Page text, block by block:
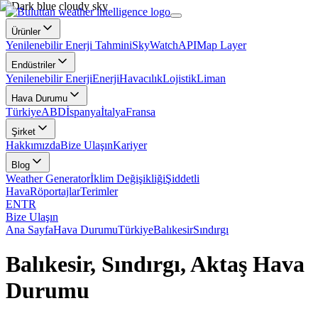
Ürünler
Yenilenebilir Enerji TahminiSkyWatchAPIMap Layer
Endüstriler
Yenilenebilir EnerjiEnerjiHavacılıkLojistikLiman
Hava Durumu
TürkiyeABDİspanyaİtalyaFransa
Şirket
HakkımızdaBize UlaşınKariyer
Blog
Weather Generatorİklim DeğişikliğiŞiddetli
HavaRöportajlarTerimler
ENTR
Bize Ulaşın
Ana SayfaHava DurumuTürkiyeBalıkesirSındırgı
Balıkesir, Sındırgı, Aktaş Hava
Durumu